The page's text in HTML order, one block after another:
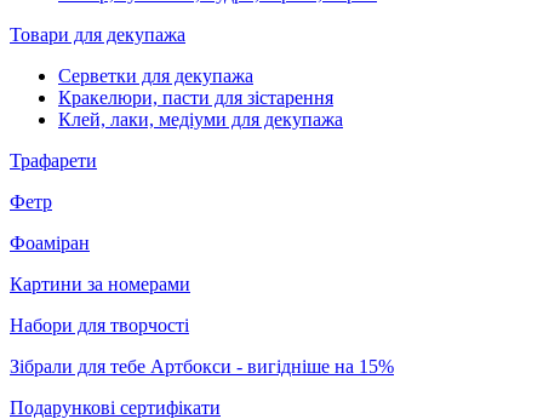
Товари для декупажа
Серветки для декупажа
Кракелюри, пасти для зістарення
Клей, лаки, медіуми для декупажа
Трафарети
Фетр
Фоаміран
Картини за номерами
Набори для творчості
Зібрали для тебе Артбокси - вигідніше на 15%
Подарункові сертифікати